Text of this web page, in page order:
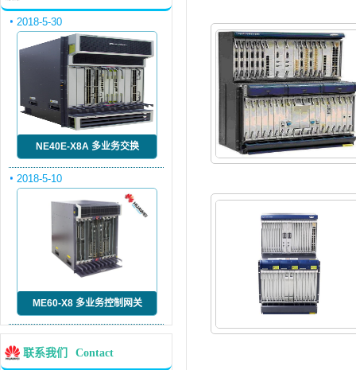
2018-5-30
NE40E-X8A 多业务交换
2018-5-10
ME60-X8 多业务控制网关
联系我们 Contact